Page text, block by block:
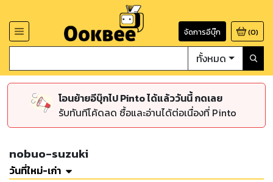
จัดการอีบุ๊ก (0)
ทั้งหมด
โอนย้ายอีบุ๊กไป Pinto ได้แล้ววันนี้ กดเลย
รับทันทีโค้ดลด ซื้อและอ่านได้ต่อเนื่องที่ Pinto
nobuo-suzuki
วันที่ใหม่-เก่า